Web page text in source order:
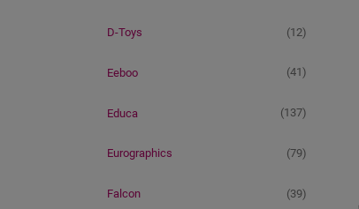
D-Toys (12)
Eeboo (41)
Educa (137)
Eurographics (79)
Falcon (39)